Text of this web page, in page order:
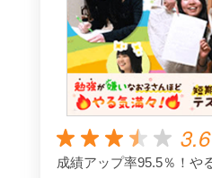
3.6
成績アップ率95.5％！や